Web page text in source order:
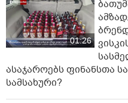
01:26
ასაჯაროებს ფინანსთა
სამსახური?